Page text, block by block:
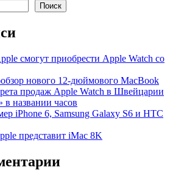
Поиск
смогут приобрести Apple Watch со
нового 12-дюймового MacBook
продаж Apple Watch в Швейцарии
в названии часов
iPhone 6, Samsung Galaxy S6 и HTC
представит iMac 8K